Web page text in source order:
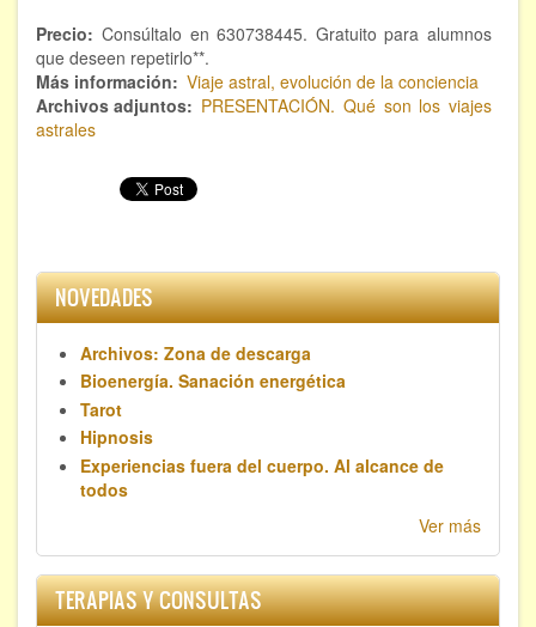
Precio
Consúltalo en 630738445. Gratuito para alumnos
que deseen repetirlo**.
Más información
Viaje astral, evolución de la conciencia
Archivos adjuntos
PRESENTACIÓN. Qué son los viajes
astrales
NOVEDADES
Archivos: Zona de descarga
Bioenergía. Sanación energética
Tarot
Hipnosis
Experiencias fuera del cuerpo. Al alcance de
todos
Ver más
TERAPIAS Y CONSULTAS